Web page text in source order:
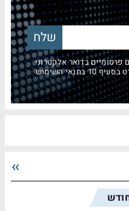
פרסומיים בדואר אלקטרוני
השימוש